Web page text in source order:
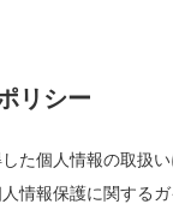
リシー
た個人情報の取扱
情報保護に関するガ